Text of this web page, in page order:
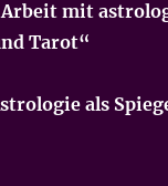
mit
Tarot“
als